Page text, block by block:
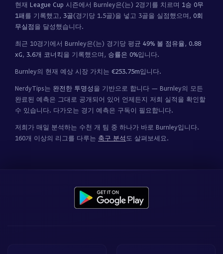
현재 League Cup 시즌에서 Burnley은(는) 2경기를 치르며 1승 0무
1패를 기록했고, 3골(경기당 1.5골)을 넣고 3골을 실점했으며, 0회
무실점을 달성했습니다.
최근 10경기에서 Burnley은(는) 경기당 평균 49% 볼 점유율, 0.88
xG, 3.6개 코너킥을 기록했으며, 승률은 0%입니다.
Burnley의 현재 예상 시장 가치는 €253.75m입니다.
NerdyTips는 완전한 투명성을 기반으로 합니다 — Burnley의 모든
완료된 예측은 그대로 공개되어 있어 언제든지 저희 실적을 확인할
수 있습니다. 다가오는 경기 예측은 구독이 필요합니다.
저희가 매일 분석하는 수천 개 팀 중 하나가 바로 Burnley입니다.
160개 이상의 리그를 다루는 축구 분석 도 살펴보세요.